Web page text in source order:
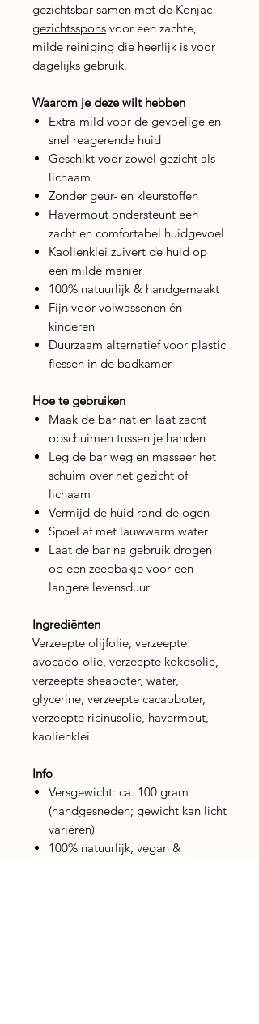
gezichtsbar samen met de Konjac-
gezichtsspons voor een zachte,
milde reiniging die heerlijk is voor
dagelijks gebruik.
Waarom je deze wilt hebben
Extra mild voor de gevoelige en
snel reagerende huid
Geschikt voor zowel gezicht als
lichaam
Zonder geur- en kleurstoffen
Havermout ondersteunt een
zacht en comfortabel huidgevoel
Kaolienklei zuivert de huid op
een milde manier
100% natuurlijk & handgemaakt
Fijn voor volwassenen én
kinderen
Duurzaam alternatief voor plastic
flessen in de badkamer
Hoe te gebruiken
Maak de bar nat en laat zacht
opschuimen tussen je handen
Leg de bar weg en masseer het
schuim over het gezicht of
lichaam
Vermijd de huid rond de ogen
Spoel af met lauwwarm water
Laat de bar na gebruik drogen
op een zeepbakje voor een
langere levensduur
Ingrediënten
Verzeepte olijfolie, verzeepte
avocado-olie, verzeepte kokosolie,
verzeepte sheaboter, water,
glycerine, verzeepte cacaoboter,
verzeepte ricinusolie, havermout,
kaolienklei.
Info
Versgewicht: ca. 100 gram
(handgesneden; gewicht kan licht
variëren)
100% natuurlijk, vegan &